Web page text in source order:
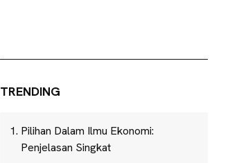
TRENDING
Pilihan Dalam Ilmu Ekonomi:
Penjelasan Singkat